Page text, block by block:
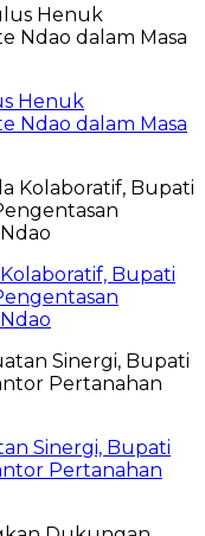
Henuk
Ndao dalam Masa
Bupati
Sinergi, Bupati
Pertanahan